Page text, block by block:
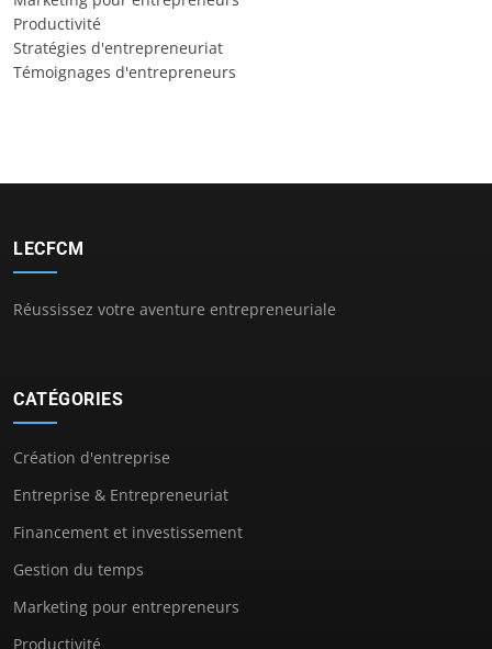
Productivité
Stratégies d'entrepreneuriat
Témoignages d'entrepreneurs
LECFCM
Réussissez votre aventure entrepreneuriale
CATÉGORIES
Création d'entreprise
Entreprise & Entrepreneuriat
Financement et investissement
Gestion du temps
Marketing pour entrepreneurs
Productivité